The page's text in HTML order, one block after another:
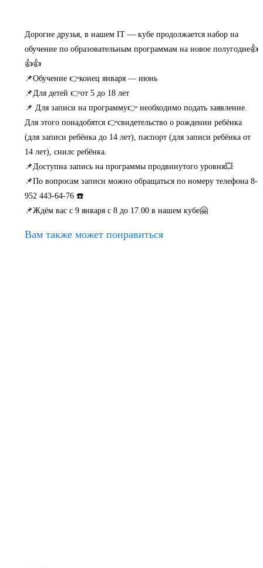
Дорогие друзья, в нашем IT — кубе продолжается набор на
обучение по образовательным программам на новое полугодие👍
👍👍
📌Обучение 👉конец января — июнь
📌Для детей 👉от 5 до 18 лет
📌 Для записи на программу👉 необходимо подать заявление.
Для этого понадобятся 👉свидетельство о рождении ребёнка
(для записи ребёнка до 14 лет), паспорт (для записи ребёнка от
14 лет), снилс ребёнка.
📌Доступна запись на программы продвинутого уровня💥
📌По вопросам записи можно обращаться по номеру телефона 8-
952 443-64-76 ☎️
📌Ждём вас с 9 января с 8 до 17.00 в нашем кубе🤗
Вам также может понравиться